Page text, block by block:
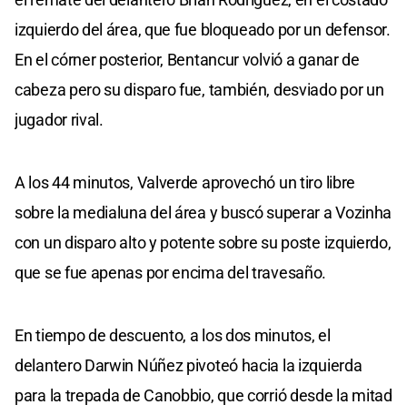
izquierdo del área, que fue bloqueado por un defensor.
En el córner posterior, Bentancur volvió a ganar de
cabeza pero su disparo fue, también, desviado por un
jugador rival.
A los 44 minutos, Valverde aprovechó un tiro libre
sobre la medialuna del área y buscó superar a Vozinha
con un disparo alto y potente sobre su poste izquierdo,
que se fue apenas por encima del travesaño.
En tiempo de descuento, a los dos minutos, el
delantero Darwin Núñez pivoteó hacia la izquierda
para la trepada de Canobbio, que corrió desde la mitad